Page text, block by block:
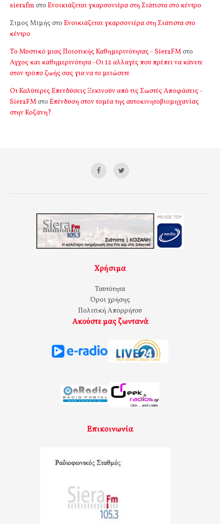
sierafm στο Ενοικιάζεται γκαρσονιέρα στη Σιάτιστα στο κέντρο
Σιμος Μιμής στο Ενοικιάζεται γκαρσονιέρα στη Σιάτιστα στο
κέντρο
Το Μυστικό μιας Ποιοτικής Καθημερινότητας - SieraFMστο
Αγχος και καθημερινότητα -Οι 12 αλλαγές που πρέπει να κάνετε
στον τρόπο ζωής σας για να το μειώσετε
Οι Καλύτερες Επενδύσεις Ξεκινούν από τις Σωστές Αποφάσεις -
SieraFMστο Επένδυση στον τομέα της αυτοκινητοβιομηχανίας
στην Κοζάνη?
Χρήσιμα
Ταυτότητα
Όροι χρήσης
Πολιτική Απορρήτου
Ακούστε μας ζωντανά
Επικοινωνία